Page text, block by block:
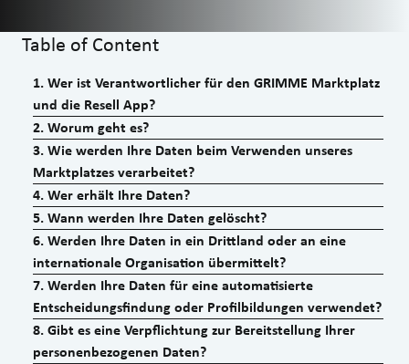
Table of Content
1.Wer ist Verantwortlicher für den GRIMME Marktplatz
und die Resell App?
2.Worum geht es?
3.Wie werden Ihre Daten beim Verwenden unseres
Marktplatzes verarbeitet?
4.Wer erhält Ihre Daten?
5.Wann werden Ihre Daten gelöscht?
6.Werden Ihre Daten in ein Drittland oder an eine
internationale Organisation übermittelt?
7.Werden Ihre Daten für eine automatisierte
Entscheidungsfindung oder Profilbildungen verwendet?
8.Gibt es eine Verpflichtung zur Bereitstellung Ihrer
personenbezogenen Daten?